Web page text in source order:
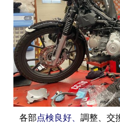
各部点検良好、調整、交